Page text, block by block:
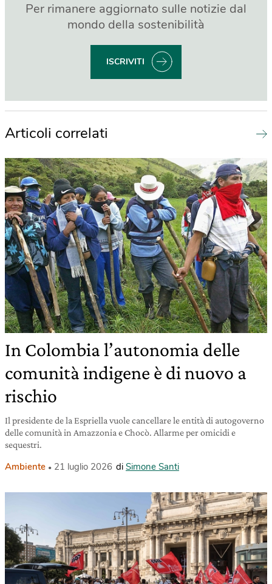
Per rimanere aggiornato sulle notizie dal
mondo della sostenibilità
ISCRIVITI
Articoli correlati
In Colombia l’autonomia delle
comunità indigene è di nuovo a
rischio
Il presidente de la Espriella vuole cancellare le entità di autogoverno
delle comunità in Amazzonia e Chocò. Allarme per omicidi e
sequestri.
Ambiente 21 luglio 2026 di Simone Santi